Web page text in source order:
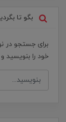
بگو تا
برای جستجو در
خود را بنویسید